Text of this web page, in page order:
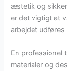
æstetik og
er det vigtigt at
arbejdet
En professionel
materialer og